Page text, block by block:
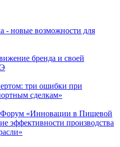
- новые возможности для
бренда и своей
три ошибки при
сделкам»
Форум «Инновации в Пищевой
эффективности производства